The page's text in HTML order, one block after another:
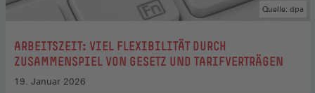
:ARBEITSZEIT: VIEL FLEXIBILITÄT DURCH
ZUSAMMENSPIEL VON GESETZ UND TARIFVERTRÄGEN
Quelle: dpa
19. Januar 2026